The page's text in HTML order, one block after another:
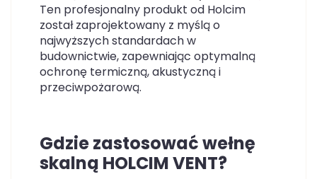
Ten profesjonalny produkt od Holcim
został zaprojektowany z myślą o
najwyższych standardach w
budownictwie, zapewniając optymalną
ochronę termiczną, akustyczną i
przeciwpożarową.
Gdzie zastosować wełnę
skalną HOLCIM VENT?